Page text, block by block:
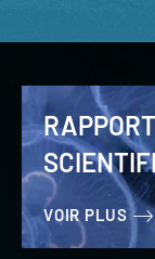
VOIR PLUS